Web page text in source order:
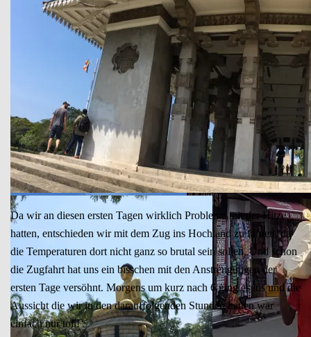
Ganz normaler Wahnsinn in Colombo
Da wir an diesen ersten Tagen wirklich Probleme mit der Hitze
hatten, entschieden wir mit dem Zug ins Hochland zu fahren, da
die Temperaturen dort nicht ganz so brutal sein sollen. Und schon
die Zugfahrt hat uns ein bisschen mit den Anstrengungen der
ersten Tage versöhnt. Morgens um kurz nach 6 ging es los und die
Aussicht die wir in den darauffolgenden Stunden hatten war
einfach nur toll!